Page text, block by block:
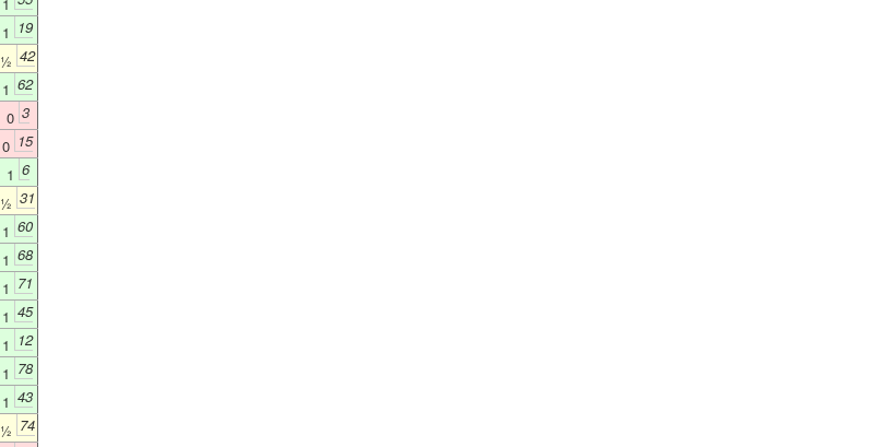
1
1 19
½ 42
1 62
0 3
0 15
1 6
½ 31
1 60
1 68
1 71
1 45
1 12
1 78
1 43
½ 74